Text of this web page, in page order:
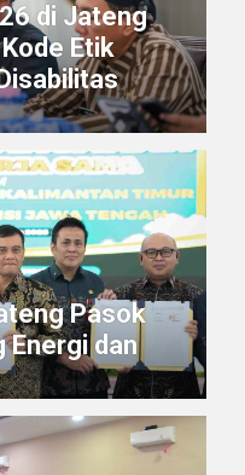
di Jateng
Etik
Pasok
Energi dan